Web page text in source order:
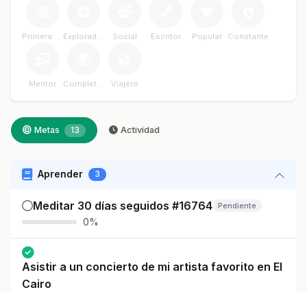
Primera Meta Explorador Social Escritor Popular Constante
Mentor Completador Viajero
Metas 13 Actividad
Aprender 3
Meditar 30 días seguidos #16764 Pendiente
0%
Asistir a un concierto de mi artista favorito en El
Cairo